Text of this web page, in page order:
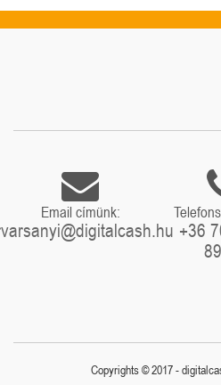
Email címünk:
+36
Copyrights © 2017 -